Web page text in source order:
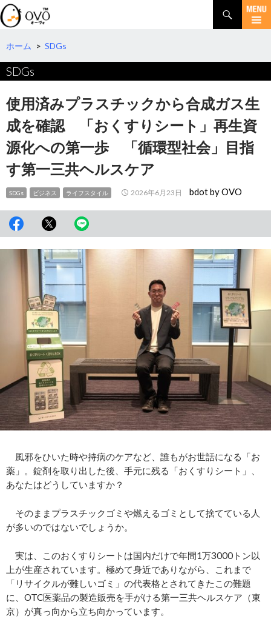
検
索
コ
テ
ツ
へ
ホーム > SDGs
SDGs
使用済みプラスチックから合成ガス生
成を確認 「おくすりシート」再生資
源化への第一歩 「循環型社会」目指
す第一三共ヘルスケア
SDGs ビジネス ライフスタイル 2026年6月23日 bdot by OVO
風邪をひいた時や持病のケアなど、誰もがお世話になる「お
薬」。錠剤を取り出した後、手元に残る「おくすりシート」、
あなたはどうしていますか？
そのままプラスチックゴミや燃えるゴミとして捨てている人
が多いのではないでしょうか。
実は、このおくすりシートは国内だけで年間1万3000トン以
上が生産されています。極めて身近でありながら、これまで
「リサイクルが難しいゴミ」の代表格とされてきたこの難題
に、OTC医薬品の製造販売を手がける第一三共ヘルスケア（東
京）が真っ向から立ち向かっています。